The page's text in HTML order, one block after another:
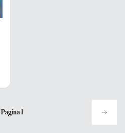
Pagina1